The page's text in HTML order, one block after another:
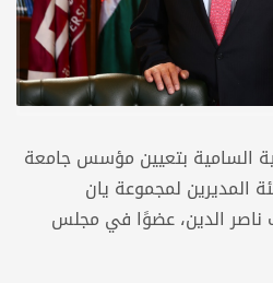
السامية بتعيين مؤسس جامعة
المديرين لمجموعة يان
ناصر الدين، عضوًا في مجلس